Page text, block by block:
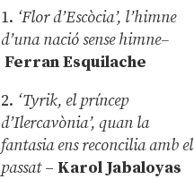
1. ‘Flor d’Escòcia’, l’himne
d’una nació sense himne–
Ferran Esquilache
2. ‘Tyrik, el príncep
d’Ilercavònia’, quan la
fantasia ens reconcilia amb el
passat– Karol Jabaloyas